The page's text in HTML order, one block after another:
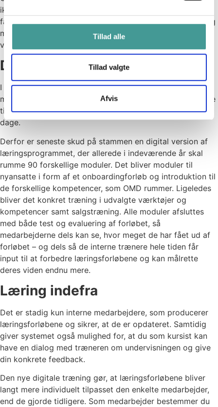
Tillad alle
Tillad valgte
Afvis
ikke nødvendigvis gavner OMD. Men så længe der er
fælles målsætninger, som også gavner OMD undervejs, og
medarbejderen benytter sine kompetencer aktivt i
virksomheden, så er det et win-win for begge parter.
Der er brug for fleksibilitet
I 2020 viste Corona-krisen dog, at der var brug for et
mere fleksibelt kompetenceudviklingsprogram, som kunne
tilgås, når man havde brug for det og ikke kun på faste
dage.
Derfor er seneste skud på stammen en digital version af
læringsprogrammet, der allerede i indeværende år skal
rumme 90 forskellige moduler. Det bliver moduler til
nyansatte i form af et onboardingforløb og introduktion til
de forskellige kompetencer, som OMD rummer. Ligeledes
bliver det konkret træning i udvalgte værktøjer og
kompetencer samt salgstræning. Alle moduler afsluttes
med både test og evaluering af forløbet, så
medarbejderne dels kan se, hvor meget de har fået ud af
forløbet – og dels så de interne trænere hele tiden får
input til at forbedre læringsforløbene og kan målrette
deres viden endnu mere.
Læring indefra
Det er stadig kun interne medarbejdere, som producerer
læringsforløbene og sikrer, at de er opdateret. Samtidig
giver systemet også mulighed for, at du som kursist kan
have en dialog med træneren om undervisningen og give
din konkrete feedback.
Den nye digitale træning gør, at læringsforløbene bliver
langt mere individuelt tilpasset den enkelte medarbejder,
end de gjorde tidligere. Som medarbejder bestemmer du